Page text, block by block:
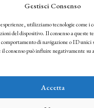
Gestisci Consenso
utilizziamo tecnologie come i
del dispositivo. Il consenso a queste
di navigazione o ID unici
consenso può influire negativamente su
Accetta
ISCRIVITI
riconosci che le tue informazioni
Privacy Policy
All right reserved
dei proprietari dei diritti e dell’Istituto